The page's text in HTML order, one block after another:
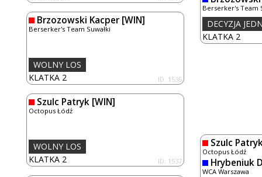
Brzozowski Kacper [WIN]
Berserker's Team Suwałki
KLATKA 2 ID: 1536
WOLNY LOS
Szulc Patryk [WIN]
Octopus Łódź
KLATKA 2 ID: 1537
WOLNY LOS
Berserker's Team
KLATKA 2
DECYZJA
Szulc
Octopus Łódź
Hrybeniuk
WCA Warszawa